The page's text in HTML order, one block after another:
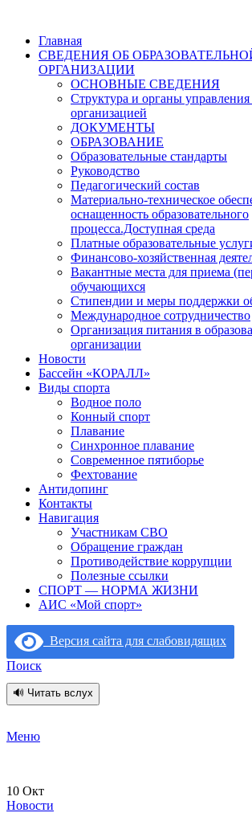
Главная
СВЕДЕНИЯ ОБ
ОРГАНИЗАЦИИ
ОСНОВНЫЕ СВЕДЕНИЯ
Структура и органы управления
организацией
ДОКУМЕНТЫ
ОБРАЗОВАНИЕ
Образовательные стандарты
Руководство
Педагогический состав
Материально-техническое
оснащенность образовательного
процесса.Доступная среда
Платные образовательные
Финансово-хозяйственная
Вакантные места для приема
обучающихся
Стипендии и меры поддержки
Международное сотрудничество
Организация питания в
организации
Новости
Бассейн «КОРАЛЛ»
Виды спорта
Водное поло
Конный спорт
Плавание
Синхронное плавание
Современное пятиборье
Фехтование
Антидопинг
Контакты
Навигация
Участникам СВО
Обращение граждан
Противодействие коррупции
Полезные ссылки
СПОРТ — НОРМА ЖИЗНИ
АИС «Мой спорт»
Версия сайта для слабовидящих
Поиск
🔊 Читать вслух
Меню
10 Окт
Новости